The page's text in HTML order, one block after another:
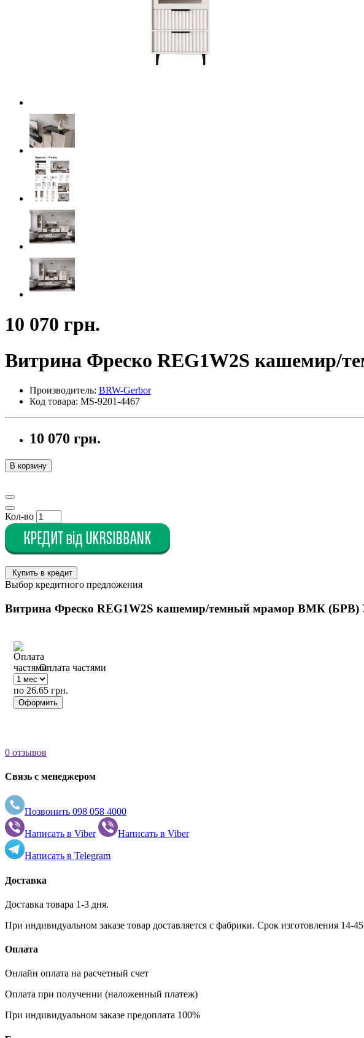
10 070 грн.
Витрина Фреско REG1W2S
Производитель: BRW-Gerbor
Код товара: MS-9201-4467
10 070 грн.
В корзину
Кол-во
Купить в кредит
Выбор кредитного предложения
Витрина Фреско REG1W2S кашемир/темный мрамор ВМК (БРВ)
Оплата частями
по 26.65 грн.
Оформить
0 отзывов
Связь с менеджером
Позвонить 098 058 4000
Написать в Viber Написать в Viber
Написать в Telegram
Доставка
Доставка товара 1-3 дня.
При индивидуальном заказе товар доставляется с фабрики. Срок изготовления 14-
Оплата
Онлайн оплата на расчетный счет
Оплата при получении (наложенный платеж)
При индивидуальном заказе предоплата 100%